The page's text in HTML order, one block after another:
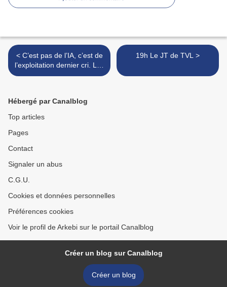
< C’est pas de l’IA, c’est de
l’exploitation dernier cri. L’IA
est le prolongement direct
19h Le JT de TVL >
Hébergé par Canalblog
Top articles
Pages
Contact
Signaler un abus
C.G.U.
Cookies et données personnelles
Préférences cookies
Voir le profil de Arkebi sur le portail Canalblog
Créer un blog sur Canalblog
Créer un blog